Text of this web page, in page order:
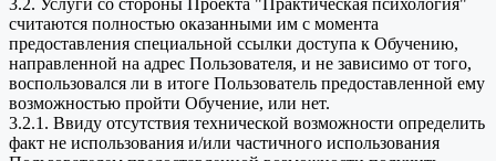
3.2. Услуги со стороны Проекта "Практическая психология"
считаются полностью оказанными им с момента
предоставления специальной ссылки доступа к Обучению,
направленной на адрес Пользователя, и не зависимо от того,
воспользовался ли в итоге Пользователь предоставленной ему
возможностью пройти Обучение, или нет.
3.2.1. Ввиду отсутствия технической возможности определить
факт не использования и/или частичного использования